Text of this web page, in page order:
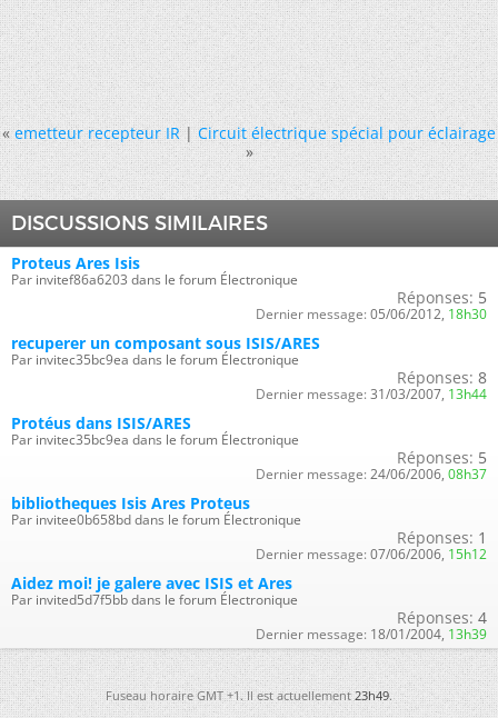
« emetteur recepteur IR|Circuit électrique spécial pour éclairage
»
DISCUSSIONS SIMILAIRES
Proteus Ares Isis
Par invitef86a6203 dans le forum Électronique
Réponses: 5
Dernier message: 05/06/2012, 18h30
recuperer un composant sous ISIS/ARES
Par invitec35bc9ea dans le forum Électronique
Réponses: 8
Dernier message: 31/03/2007, 13h44
Protéus dans ISIS/ARES
Par invitec35bc9ea dans le forum Électronique
Réponses: 5
Dernier message: 24/06/2006, 08h37
bibliotheques Isis Ares Proteus
Par invitee0b658bd dans le forum Électronique
Réponses: 1
Dernier message: 07/06/2006, 15h12
Aidez moi! je galere avec ISIS et Ares
Par invited5d7f5bb dans le forum Électronique
Réponses: 4
Dernier message: 18/01/2004, 13h39
Fuseau horaire GMT +1. Il est actuellement23h49.